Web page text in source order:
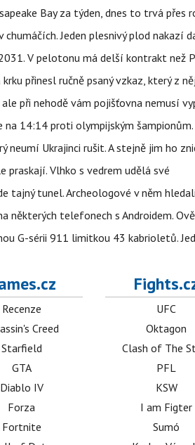
Bay za týden, dnes to trvá přes
Jeden plesnivý plod nakazí
V pelotonu má delší kontrakt než
přinesl ručně psaný vzkaz, který z
při nehodě vám pojišťovna nemusí
14:14 proti olympijským
neumí Ukrajinci rušit. A stejně jim ho
praskají. Vlhko s vedrem udělá své
tajný tunel. Archeologové v něm
některých telefonech s Androidem.
G-sérii 911 limitkou 43 kabrioletů.
Recenze
Creed
Starfield
GTA
Diablo IV
Forza
Fortnite
UFC
Oktagon
Clash of The
PFL
KSW
I am Figter
Sumó